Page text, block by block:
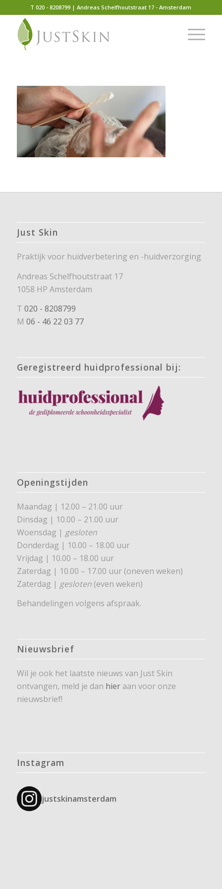
T 020 - 8208799 | Andreas Schelfhoutstraat 17 - Amsterdam
Just Skin
Praktijk voor huidverbetering en -huidverzorging
Andreas Schelfhoutstraat 17
1058 HP Amsterdam
T 020 - 8208799
M 06 - 46 22 03 77
Geregistreerd huidprofessional bij:
Openingstijden
Maandag | 12.00 – 21.00 uur
Dinsdag | 10.00 – 21.00 uur
Woensdag | gesloten
Donderdag | 10.00 – 18.00 uur
Vrijdag | 10.00 – 18.00 uur
Zaterdag | 10.00 – 17.00 uur (oneven weken)
Zaterdag | gesloten(even weken)
Behandelingen volgens afspraak.
Nieuwsbrief
Wil je ook het laatste nieuws van Just Skin
ontvangen, meld je dan hieraan voor onze
nieuwsbrief!
Instagram
justskinamsterdam